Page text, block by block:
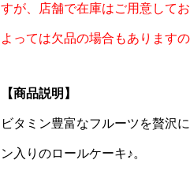
すが、店舗で在庫はご用意して
よっては欠品の場合もあります
【商品説明】
ビタミン豊富なフルーツを贅沢
ン入りのロールケーキ♪。